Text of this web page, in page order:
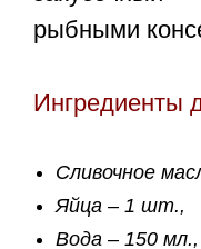
рыбными
Ингредиенты
Сливочное
Яйца – 1 шт.,
Вода – 150 мл.,